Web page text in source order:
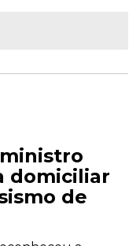
domiciliar
de